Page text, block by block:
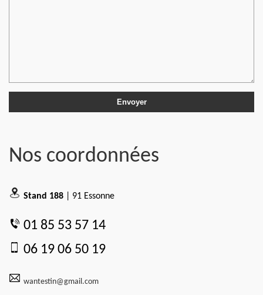
Nos coordonnées
Stand 188 | 91 Essonne
01 85 53 57 14
06 19 06 50 19
wantestin@gmail.com